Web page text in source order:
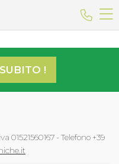
!
01521560167 - Telefono +39